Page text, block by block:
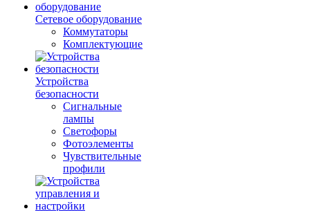
Сетевое оборудование
Коммутаторы
Комплектующие
Устройства
безопасности
Сигнальные
лампы
Светофоры
Фотоэлементы
Чувствительные
профили